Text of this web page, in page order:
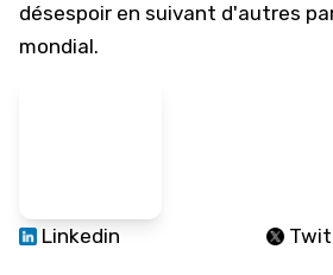
désespoir en suivant d'autres
mondial.
Linkedin